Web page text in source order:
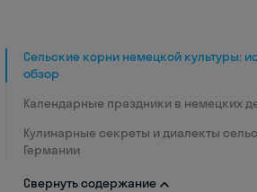
Сельские корни немецкой культуры:
обзор
Календарные праздники в немецких
Кулинарные секреты и диалекты
Германии
Свернуть содержание